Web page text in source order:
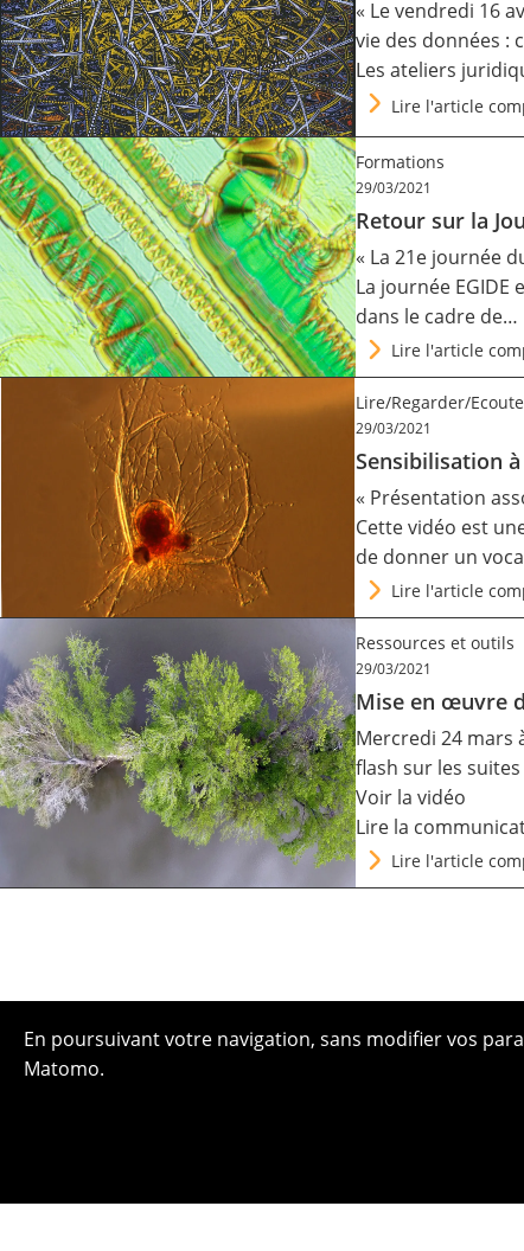
« Le vendredi 16
vie des données :
Les ateliers
Lire l'article
Formations
29/03/2021
Retour sur la
« La 21e journée
La journée
dans le cadre de…
Lire l'article
Lire/Regarder/
29/03/2021
Sensibilisation à
« Présentation
Cette vidéo est
de donner un
Lire l'article
Ressources et outils
29/03/2021
Mise en œuvre
Mercredi 24 mars
flash sur les
Voir la vidéo
Lire la
Lire l'article
En poursuivant votre navigation, sans modifier vos
Matomo.